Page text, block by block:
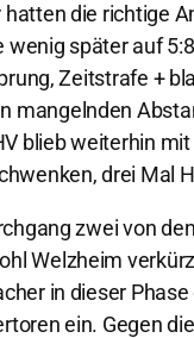
die richtige
später auf
Zeitstrafe +
mangelnden
blieb weiterhin
drei Mal
zwei von
Welzheim
in dieser
ein. Gegen